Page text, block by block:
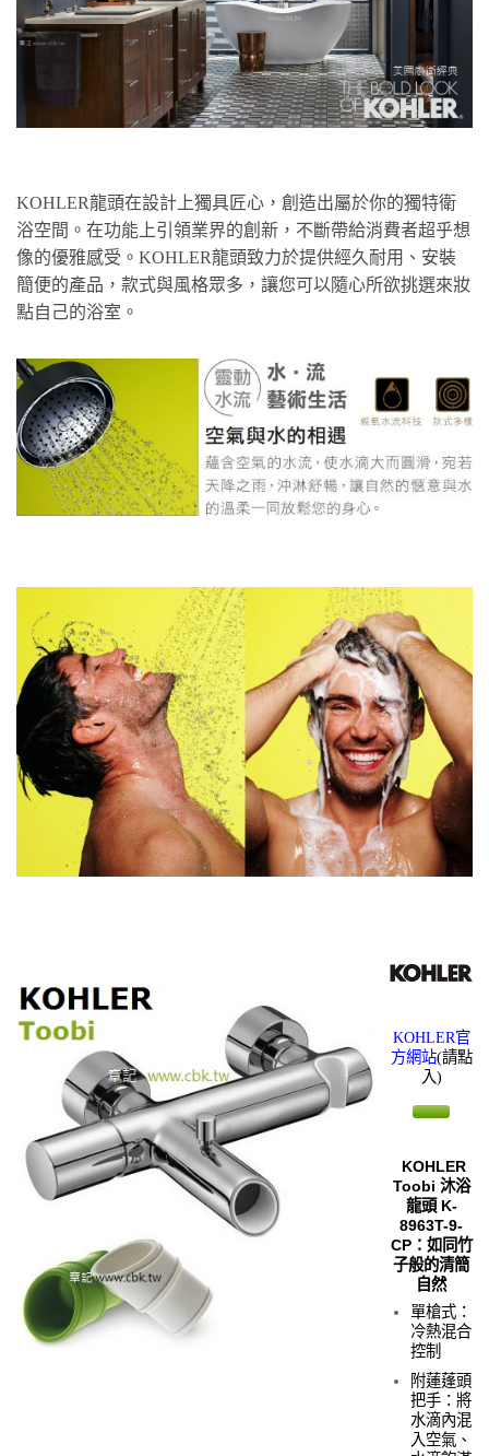
KOHLER龍頭在設計上獨具匠心，創造出屬於你的獨特衛
浴空間。在功能上引領業界的創新，不斷帶給消費者超乎想
像的優雅感受。KOHLER龍頭致力於提供經久耐用、安裝
簡便的產品，款式與風格眾多，讓您可以隨心所欲挑選來妝
點自己的浴室。
KOHLER官
方網站(請點
入)
KOHLER
Toobi 沐浴
龍頭 K-
8963T-9-
CP：如同竹
子般的清簡
自然
單槍式：
冷熱混合
控制
附蓮蓬頭
把手：將
水滴內混
入空氣、